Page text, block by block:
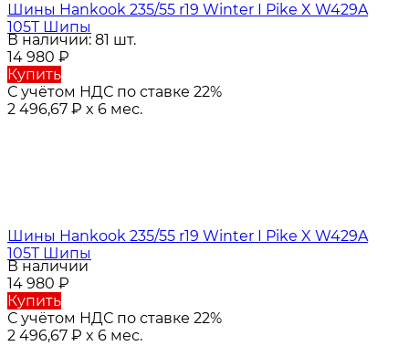
Шины Hankook 235/55 r19 Winter I Pike X W429A
105T Шипы
В наличии: 81 шт.
14 980 ₽
Купить
С учётом НДС по ставке 22%
2 496,67 ₽ x 6 мес.
Шины Hankook 235/55 r19 Winter I Pike X W429A
105T Шипы
В наличии
14 980 ₽
Купить
С учётом НДС по ставке 22%
2 496,67 ₽ x 6 мес.